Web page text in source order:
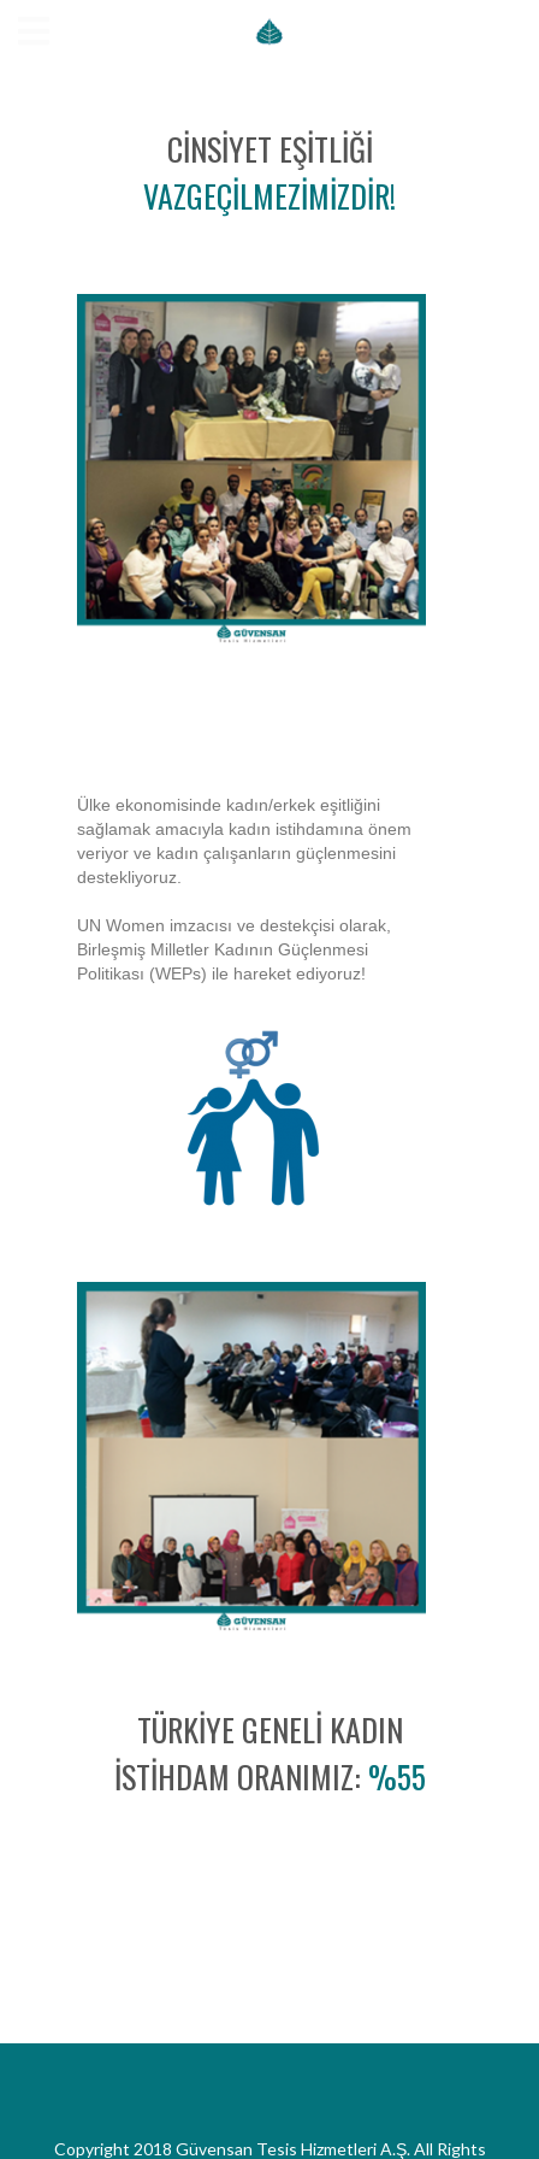
CINSIYET EŞITLIĞI
VAZGEÇILMEZIMIZDIR!
Ülke ekonomisinde kadın/erkek eşitliğini
sağlamak amacıyla kadın istihdamına önem
veriyor ve kadın çalışanların güçlenmesini
destekliyoruz.
UN Women imzacısı ve destekçisi olarak,
Birleşmiş Milletler Kadının Güçlenmesi
Politikası (WEPs) ile hareket ediyoruz!
TÜRKIYE GENELI KADIN
İSTIHDAM ORANIMIZ: %55
Copyright 2018 Güvensan Tesis Hizmetleri A.Ş. All Rights